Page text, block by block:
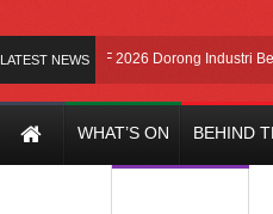
LATEST NEWS
APMF 2026 Dorong Industri Beralih
WHAT’S ON BEHIND